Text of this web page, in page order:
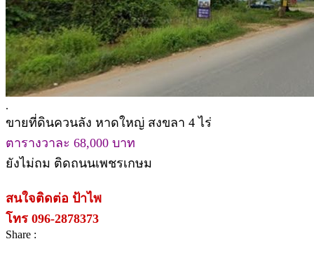
.
ขายที่ดินควนลัง หาดใหญ่ สงขลา 4 ไร่
ตารางวาละ 68,000 บาท
ยังไม่ถม ติดถนนเพชรเกษม
สนใจติดต่อ ป้าไพ
โทร 096-2878373
Share :